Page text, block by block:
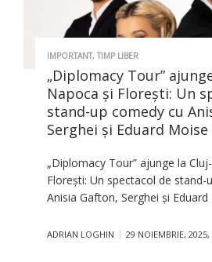
IMPORTANT, TIMP LIBER
„Diplomacy Tour”
Napoca și Florești: Un
stand-up comedy cu
Serghei și Eduard Moise
„Diplomacy Tour” ajunge la
Florești: Un spectacol de stand-
Anisia Gafton, Serghei și
ADRIAN LOGHIN 29 NOIEMBRIE,